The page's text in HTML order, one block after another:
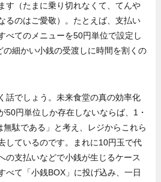
す（たまに乗り切れなくて、てんや
るのはご愛敬）。たとえば、支払い
べてのメニューを50円単位で設定し
細かい小銭の受渡しに時間を割くの
話でしょう。未来食堂の真の効率化
50円単位しか存在しないならば、1・
駄である」と考え、レジからこれら
しているのです。まれに10円玉で代
の支払いなどで小銭が生じるケース
べて「小銭BOX」に投げ込み、一日